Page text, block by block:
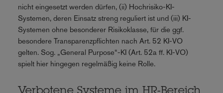
nicht eingesetzt werden dürfen, (ii) Hochrisiko-KI-
Systemen, deren Einsatz streng reguliert ist und (iii) KI-
Systemen ohne besonderer Risikoklasse, für die ggf.
besondere Transparenzpflichten nach Art. 52 KI-VO
gelten. Sog. „General Purpose“-KI (Art. 52a ff. KI-VO)
spielt hier hingegen regelmäßig keine Rolle.